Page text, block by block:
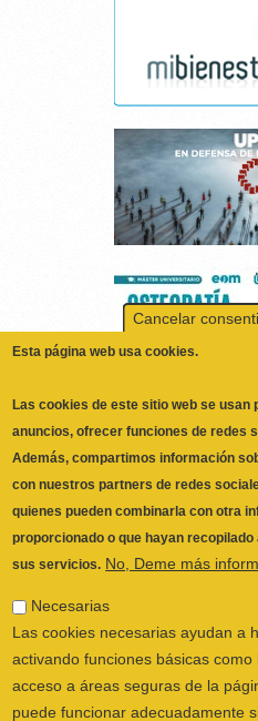
ILUSTRE
FISIOTERAPEUTAS
CALLE SAN VICENTE
POSTAL 46002
POLÍTICA
POLÍTICA DE
Cancelar
Esta página web usa cookies.
Las cookies de este sitio web se usan
Además, compartimos información
con nuestros partners de redes
quienes pueden combinarla con otra
proporcionado o que hayan recopilado
sus servicios. No, Deme más
Necesarias
activando funciones básicas como
acceso a áreas seguras de la
puede funcionar adecuadamente
Preferencias